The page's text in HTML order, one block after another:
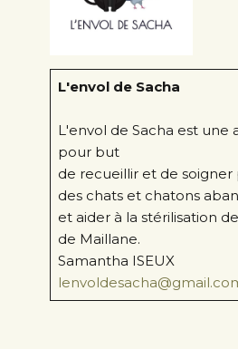
L'envol de Sacha
L'envol de Sacha est une
pour but
de recueillir et de
des chats et chatons
et aider à la stérilisation
de Maillane.
Samantha ISEUX